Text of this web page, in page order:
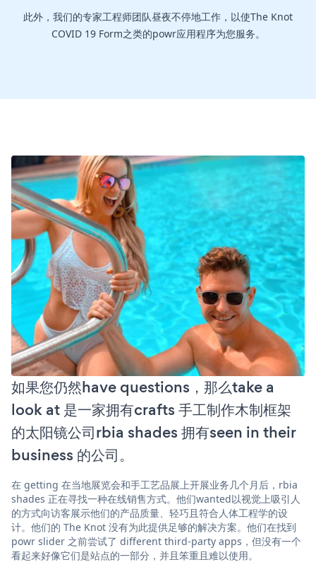
此外，我们的专家工程师团队昼夜不停地工作，以使The Knot
COVID 19 Form之类的powr应用程序为您服务。
如果您仍然have questions，那么take a
look at 是一家拥有crafts 手工制作木制框架
的太阳镜公司rbia shades 拥有seen in their
business 的公司。
在 getting 在当地展览会和手工艺品展上开展业务几个月后，rbia
shades 正在寻找一种在线销售方式。他们wanted以视觉上吸引人
的方式向访客展示他们的产品质量、轻巧且符合人体工程学的设
计。他们的 The Knot 没有为此提供足够的解决方案。他们在找到
powr slider 之前尝试了 different third-party apps，但没有一个
看起来好像它们是站点的一部分，并且笨重且难以使用。